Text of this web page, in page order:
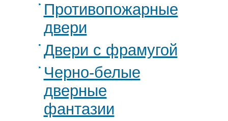
Противопожарные
двери
Двери с фрамугой
Черно-белые
дверные
фантазии